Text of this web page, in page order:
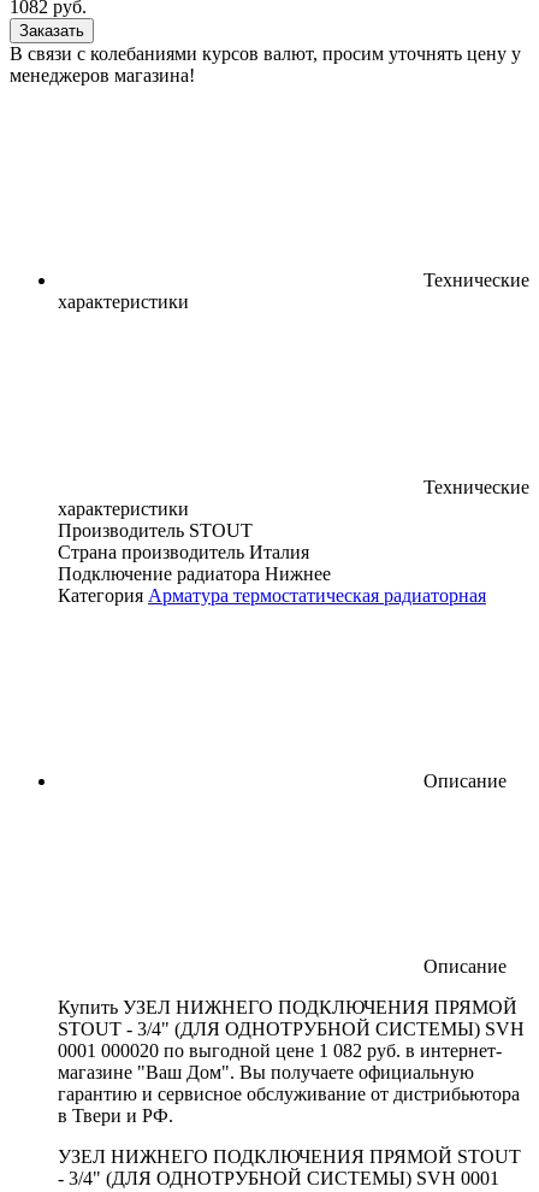
1082 руб.
Заказать
В связи с колебаниями курсов валют, просим уточнять цену у
менеджеров магазина!
Технические
характеристики
Технические
характеристики
Производитель STOUT
Страна производитель Италия
Подключение радиатора Нижнее
Категория Арматура термостатическая радиаторная
Описание
Описание
Купить УЗЕЛ НИЖНЕГО ПОДКЛЮЧЕНИЯ ПРЯМОЙ
STOUT - 3/4" (ДЛЯ ОДНОТРУБНОЙ СИСТЕМЫ) SVH
0001 000020 по выгодной цене 1 082 руб. в интернет-
магазине "Ваш Дом". Вы получаете официальную
гарантию и сервисное обслуживание от дистрибьютора
в Твери и РФ.
УЗЕЛ НИЖНЕГО ПОДКЛЮЧЕНИЯ ПРЯМОЙ STOUT
- 3/4" (ДЛЯ ОДНОТРУБНОЙ СИСТЕМЫ) SVH 0001